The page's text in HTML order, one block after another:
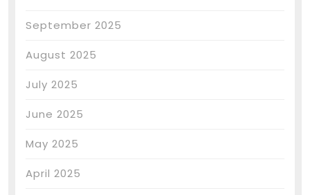
September 2025
August 2025
July 2025
June 2025
May 2025
April 2025